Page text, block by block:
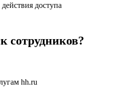
доступа
сотрудников?
hh.ru